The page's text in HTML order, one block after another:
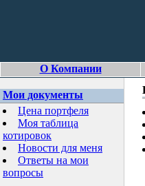
О Компании
Мои документы
Цена портфеля
Моя таблица
котировок
Новости для меня
Ответы на мои
вопросы